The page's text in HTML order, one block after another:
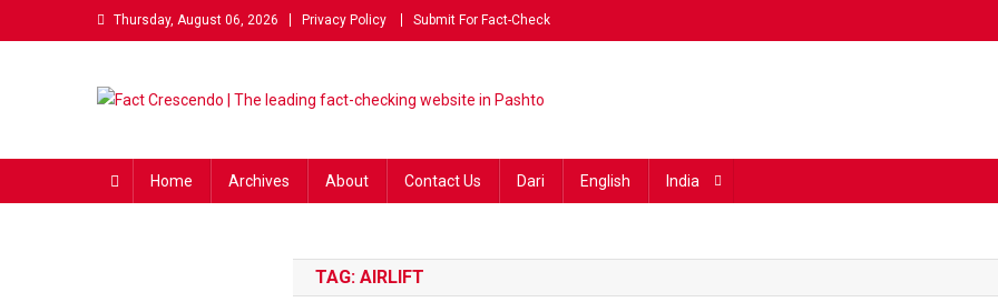
to
Thursday, August 06, 2026 Privacy Policy Submit For Fact-Check
Home Archives About Contact Us Dari English India
TAG: AIRLIFT